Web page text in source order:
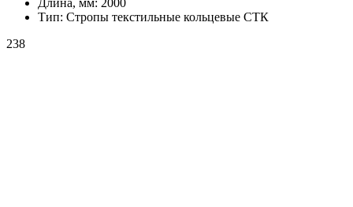
Тип: Стропы текстильные кольцевые СТК
238